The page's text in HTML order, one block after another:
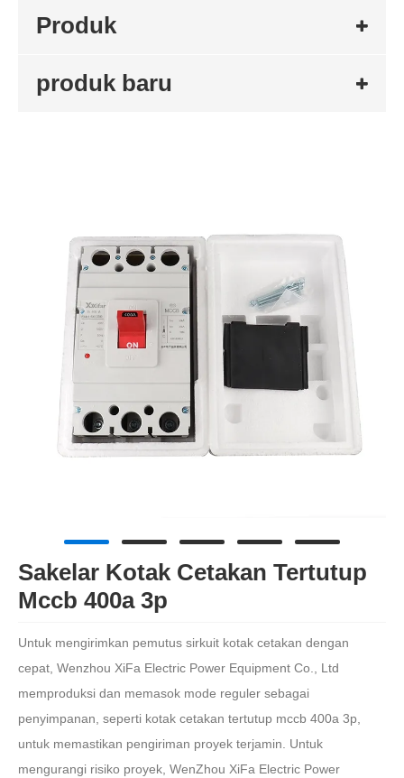
Produk
produk baru
Sakelar Kotak Cetakan Tertutup
Mccb 400a 3p
Untuk mengirimkan pemutus sirkuit kotak cetakan dengan
cepat, Wenzhou XiFa Electric Power Equipment Co., Ltd
memproduksi dan memasok mode reguler sebagai
penyimpanan, seperti kotak cetakan tertutup mccb 400a 3p,
untuk memastikan pengiriman proyek terjamin. Untuk
mengurangi risiko proyek, WenZhou XiFa Electric Power